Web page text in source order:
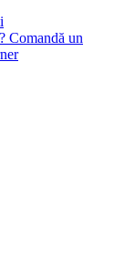
Comandă un